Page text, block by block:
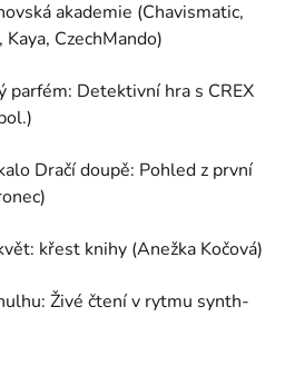
akademie (Chavismatic,
CzechMando)
parfém: Detektivní hra s CREX
Dračí doupě: Pohled z první
křest knihy (Anežka Kočová)
Živé čtení v rytmu synth-